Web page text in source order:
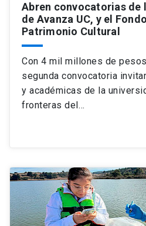
Abren convocatorias de
de Avanza UC, y el
Patrimonio Cultural
Con 4 mil millones de
segunda convocatoria
y académicas de la
fronteras del…